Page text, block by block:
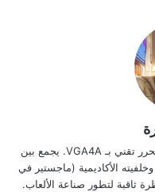
"صحفي متخصص في الإعلام الإلكتروني ومحرر تقني بـ VGA4A. يجمع بين
الأكاديمية (ماجستير في
ثاقبة لتطور صناعة الألعاب.